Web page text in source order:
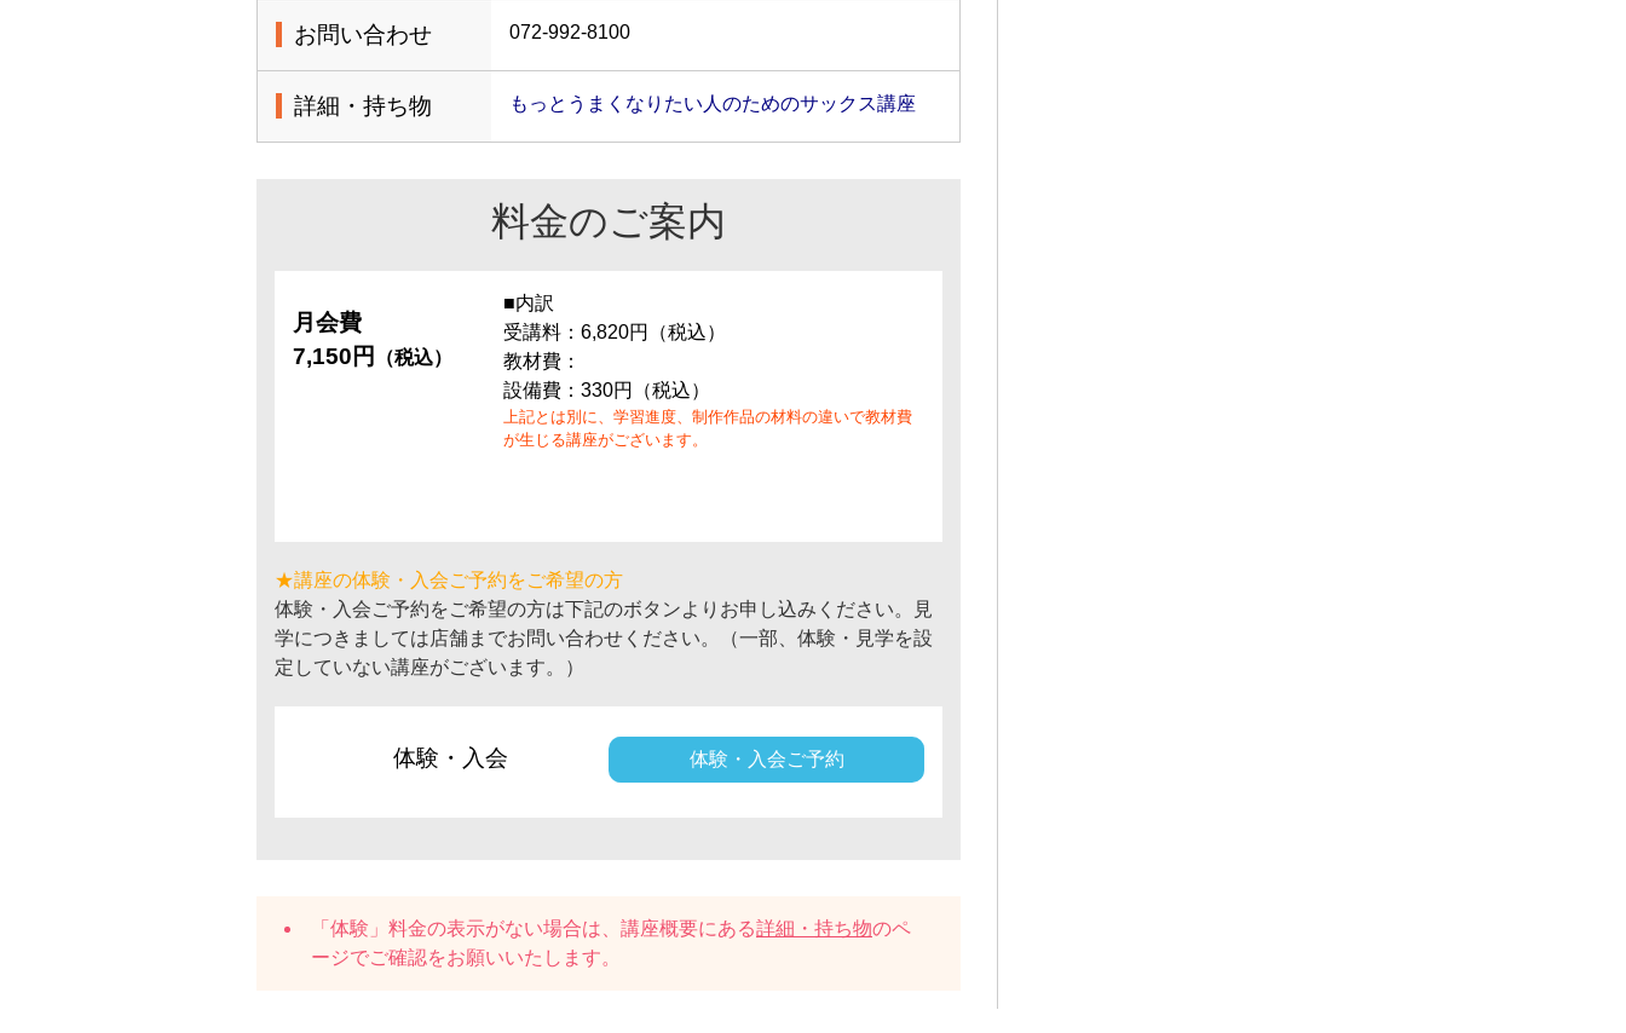
お問い合わせ 072-992-8100
詳細・持ち物 もっとうまくなりたい人のためのサックス講座
料金のご案内
月会費
7,150円
（税込）
■内訳
受講料：6,820円（税込）
教材費：
設備費：330円（税込）
上記とは別に、学習進度、制作作品の材料の違いで教材費
が生じる講座がございます。
★講座の体験・入会ご予約をご希望の方
体験・入会ご予約をご希望の方は下記のボタンよりお申し込みください。見
学につきましては店舗までお問い合わせください。（一部、体験・見学を設
定していない講座がございます。）
体験・入会 体験・入会ご予約
「体験」料金の表示がない場合は、講座概要にある詳細・持ち物のペ
ージでご確認をお願いいたします。